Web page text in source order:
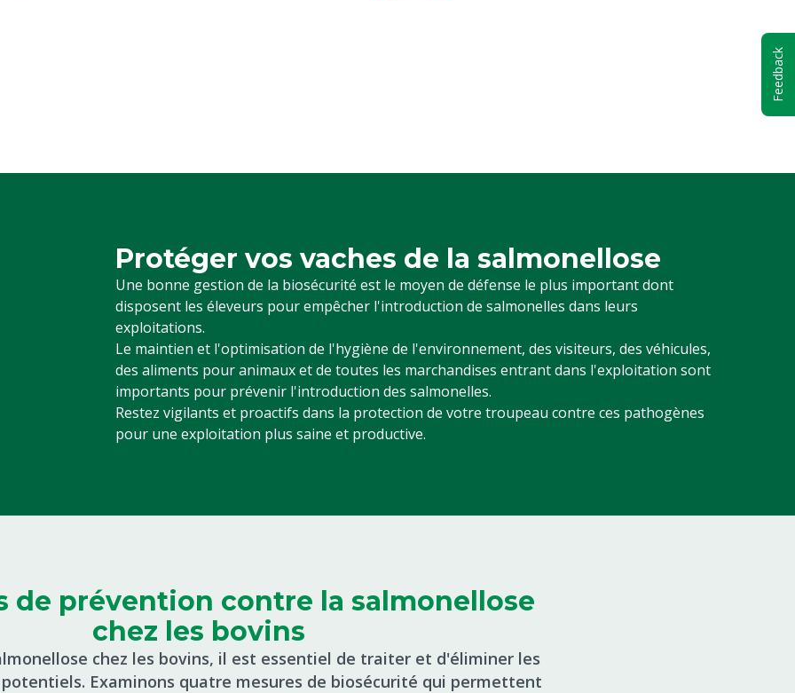
Protéger vos vaches de la salmonellose
Une bonne gestion de la biosécurité est le moyen de défense le plus important dont
disposent les éleveurs pour empêcher l'introduction de salmonelles dans leurs
exploitations.
Le maintien et l'optimisation de l'hygiène de l'environnement, des visiteurs, des véhicules,
des aliments pour animaux et de toutes les marchandises entrant dans l'exploitation sont
importants pour prévenir l'introduction des salmonelles.
Restez vigilants et proactifs dans la protection de votre troupeau contre ces pathogènes
pour une exploitation plus saine et productive.
de prévention contre la salmonellose
chez les bovins
chez les bovins, il est essentiel de traiter et d'éliminer les
Examinons quatre mesures de biosécurité qui permettent
Feedback